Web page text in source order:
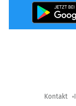
Kontakt